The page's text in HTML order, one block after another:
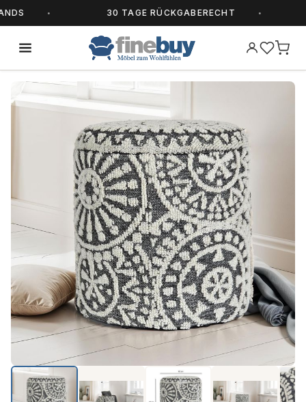
30 TAGE RÜCKGABERECHT